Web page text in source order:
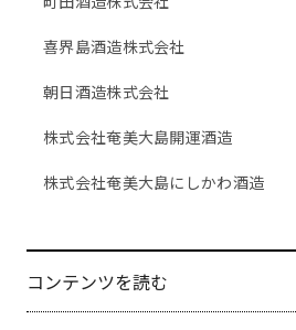
喜界島酒造株式会社
朝日酒造株式会社
株式会社奄美大島開運酒造
株式会社奄美大島にしかわ酒造
コンテンツを読む